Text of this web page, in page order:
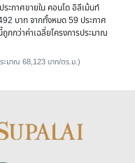
ะกาศขายใน คอนโด อิลีเม้นท์
บาท จากทั้งหมด 59 ประกาศ
ถูกกว่าค่าเฉลี่ยโครงการประมาณ
ะมาณ 68,123 บาท/ตร.ม.)